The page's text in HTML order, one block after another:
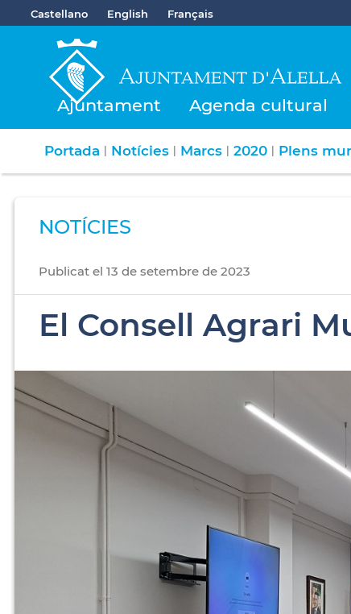
Castellano English Français
Ajuntament Agenda cultural
Portada | Notícies | Marcs | 2020 | Plens
NOTÍCIES
Publicat el 13 de setembre de 2023
El Consell Agrari